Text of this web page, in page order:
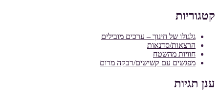
קטגוריות
גלגולו של חינוך – ערכים מובילים
הרצאות/סדנאות
חוויות מהשטח
מפגשים עם קשישים/רבקה מרום
ענן תגיות